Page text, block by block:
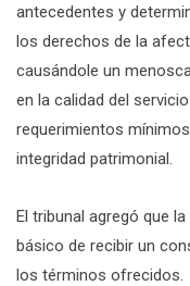
antecedentes y
los derechos de la
causándole un
en la calidad del
requerimientos
integridad patrimonial.
El tribunal agregó que
básico de recibir un
los términos ofrecidos.